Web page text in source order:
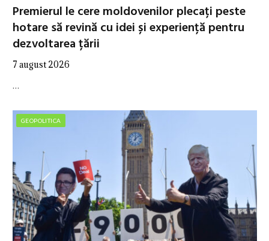
Premierul le cere moldovenilor plecați peste
hotare să revină cu idei și experiență pentru
dezvoltarea țării
7 august 2026
…
GEOPOLITICA